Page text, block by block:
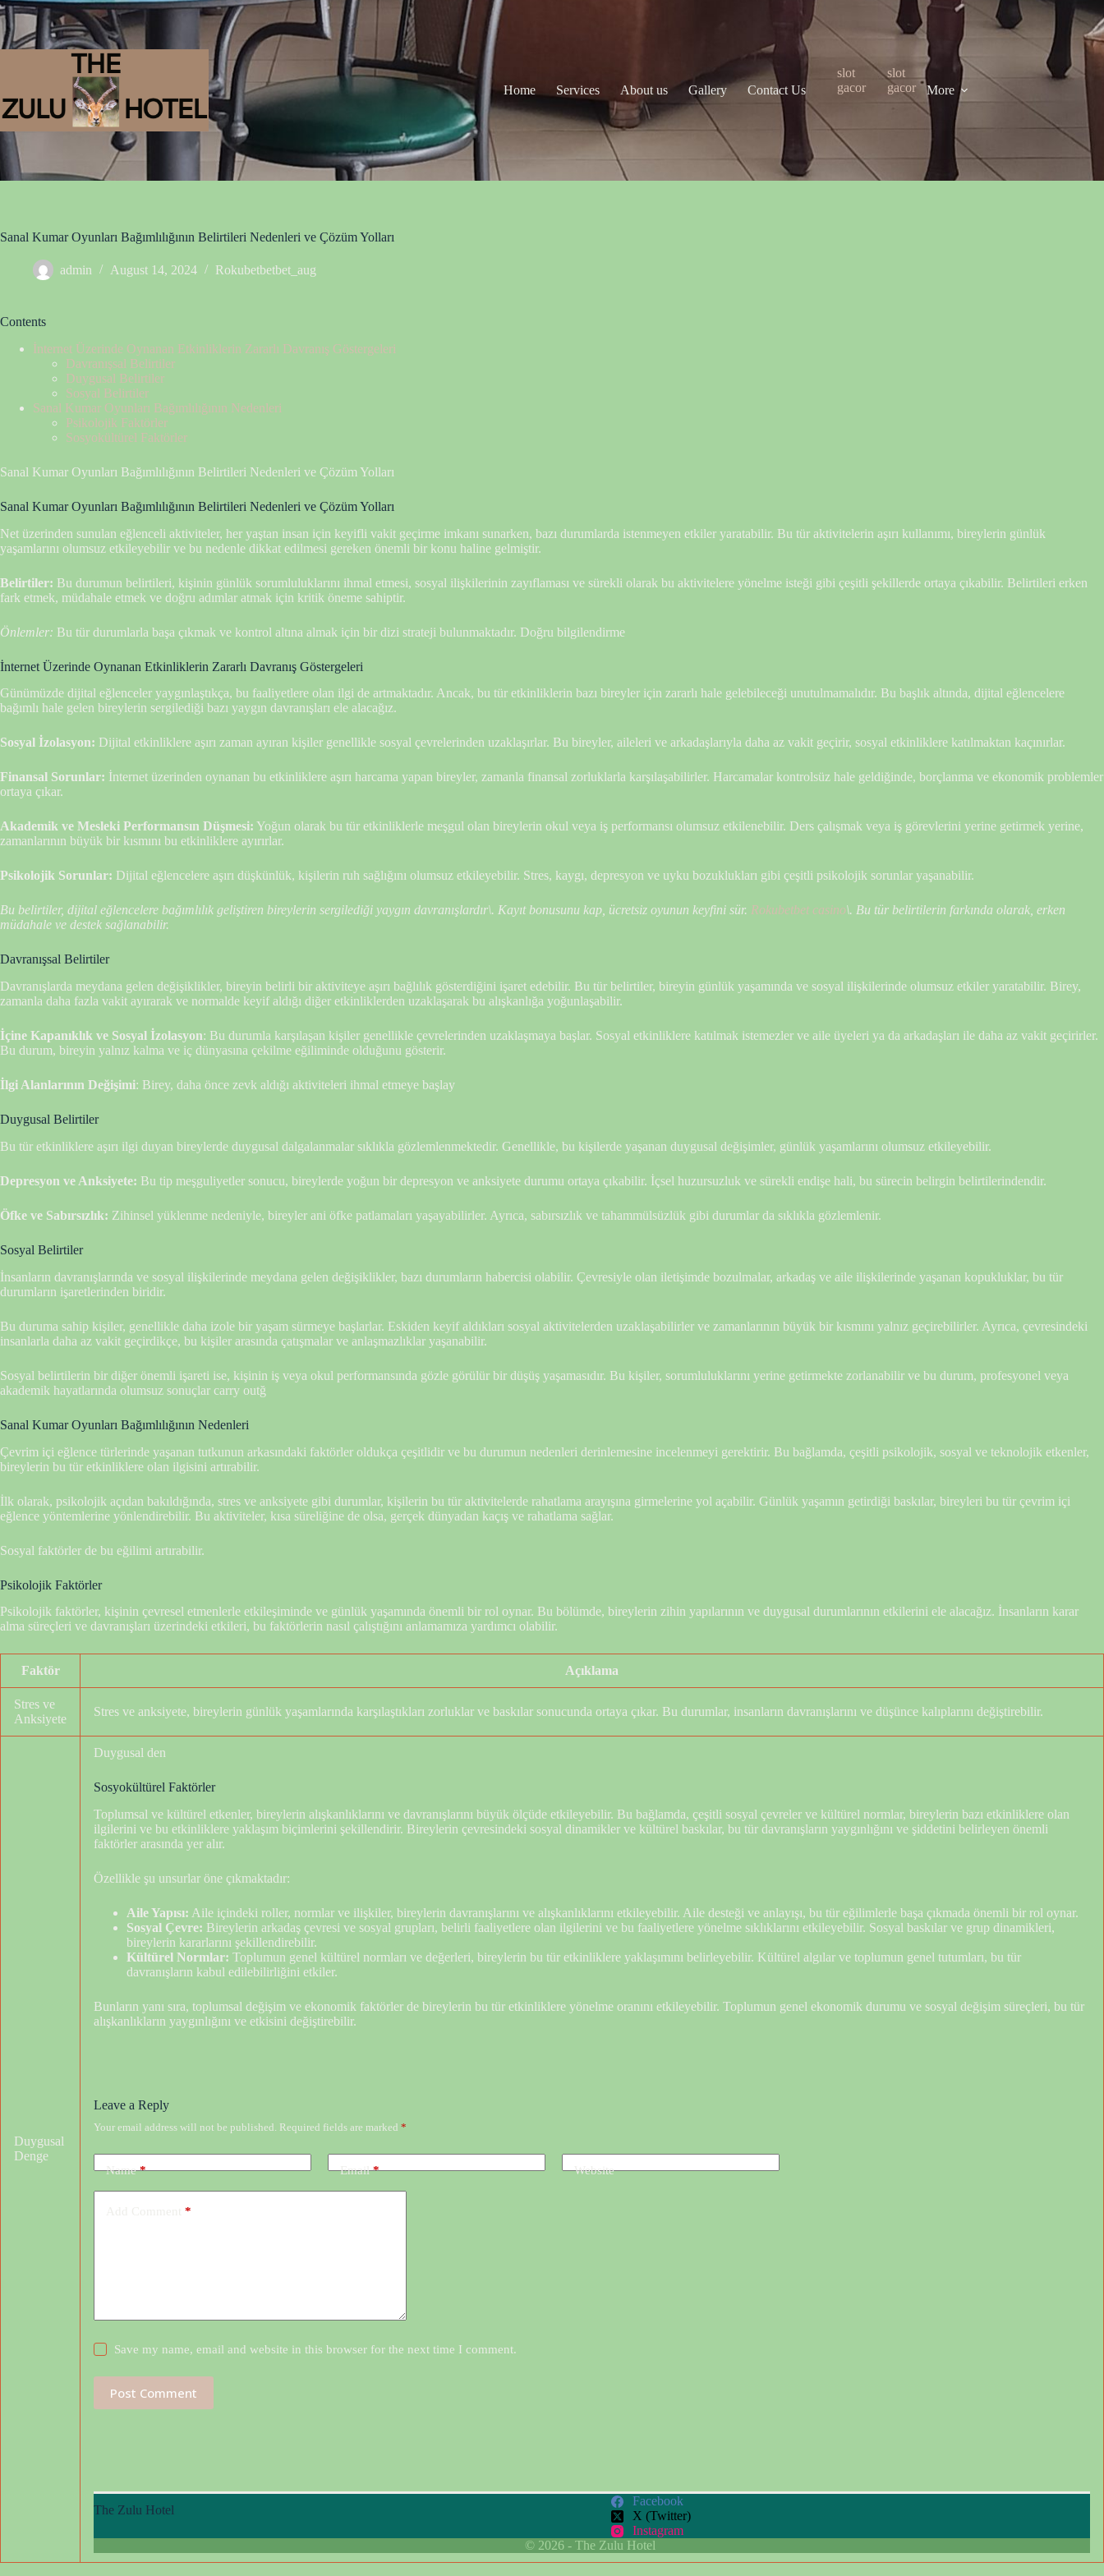
Home Services About us Gallery Contact Us
slot
gacor
slot
gacor
More
Sanal Kumar Oyunları Bağımlılığının Belirtileri Nedenleri ve Çözüm Yolları
admin August 14, 2024 Rokubetbetbet_aug
Contents
İnternet Üzerinde Oynanan Etkinliklerin Zararlı Davranış Göstergeleri
Davranışsal Belirtiler
Duygusal Belirtiler
Sosyal Belirtiler
Sanal Kumar Oyunları Bağımlılığının Nedenleri
Psikolojik Faktörler
Sosyokültürel Faktörler
Sanal Kumar Oyunları Bağımlılığının Belirtileri Nedenleri ve Çözüm Yolları
Sanal Kumar Oyunları Bağımlılığının Belirtileri Nedenleri ve Çözüm Yolları
Net üzerinden sunulan eğlenceli aktiviteler, her yaştan insan için keyifli vakit geçirme imkanı sunarken, bazı durumlarda istenmeyen etkiler yaratabilir. Bu tür aktivitelerin aşırı kullanımı, bireylerin günlük
yaşamlarını olumsuz etkileyebilir ve bu nedenle dikkat edilmesi gereken önemli bir konu haline gelmiştir.
Belirtiler: Bu durumun belirtileri, kişinin günlük sorumluluklarını ihmal etmesi, sosyal ilişkilerinin zayıflaması ve sürekli olarak bu aktivitelere yönelme isteği gibi çeşitli şekillerde ortaya çıkabilir. Belirtileri erken
fark etmek, müdahale etmek ve doğru adımlar atmak için kritik öneme sahiptir.
Önlemler: Bu tür durumlarla başa çıkmak ve kontrol altına almak için bir dizi strateji bulunmaktadır. Doğru bilgilendirme
İnternet Üzerinde Oynanan Etkinliklerin Zararlı Davranış Göstergeleri
Günümüzde dijital eğlenceler yaygınlaştıkça, bu faaliyetlere olan ilgi de artmaktadır. Ancak, bu tür etkinliklerin bazı bireyler için zararlı hale gelebileceği unutulmamalıdır. Bu başlık altında, dijital eğlencelere
bağımlı hale gelen bireylerin sergilediği bazı yaygın davranışları ele alacağız.
Sosyal İzolasyon: Dijital etkinliklere aşırı zaman ayıran kişiler genellikle sosyal çevrelerinden uzaklaşırlar. Bu bireyler, aileleri ve arkadaşlarıyla daha az vakit geçirir, sosyal etkinliklere katılmaktan kaçınırlar.
Finansal Sorunlar: İnternet üzerinden oynanan bu etkinliklere aşırı harcama yapan bireyler, zamanla finansal zorluklarla karşılaşabilirler. Harcamalar kontrolsüz hale geldiğinde, borçlanma ve ekonomik problemler
ortaya çıkar.
Akademik ve Mesleki Performansın Düşmesi: Yoğun olarak bu tür etkinliklerle meşgul olan bireylerin okul veya iş performansı olumsuz etkilenebilir. Ders çalışmak veya iş görevlerini yerine getirmek yerine,
zamanlarının büyük bir kısmını bu etkinliklere ayırırlar.
Psikolojik Sorunlar: Dijital eğlencelere aşırı düşkünlük, kişilerin ruh sağlığını olumsuz etkileyebilir. Stres, kaygı, depresyon ve uyku bozuklukları gibi çeşitli psikolojik sorunlar yaşanabilir.
Bu belirtiler, dijital eğlencelere bağımlılık geliştiren bireylerin sergilediği yaygın davranışlardır\. Kayıt bonusunu kap, ücretsiz oyunun keyfini sür. Rokubetbet casino\. Bu tür belirtilerin farkında olarak, erken
müdahale ve destek sağlanabilir.
Davranışsal Belirtiler
Davranışlarda meydana gelen değişiklikler, bireyin belirli bir aktiviteye aşırı bağlılık gösterdiğini işaret edebilir. Bu tür belirtiler, bireyin günlük yaşamında ve sosyal ilişkilerinde olumsuz etkiler yaratabilir. Birey,
zamanla daha fazla vakit ayırarak ve normalde keyif aldığı diğer etkinliklerden uzaklaşarak bu alışkanlığa yoğunlaşabilir.
İçine Kapanıklık ve Sosyal İzolasyon: Bu durumla karşılaşan kişiler genellikle çevrelerinden uzaklaşmaya başlar. Sosyal etkinliklere katılmak istemezler ve aile üyeleri ya da arkadaşları ile daha az vakit geçirirler.
Bu durum, bireyin yalnız kalma ve iç dünyasına çekilme eğiliminde olduğunu gösterir.
İlgi Alanlarının Değişimi: Birey, daha önce zevk aldığı aktiviteleri ihmal etmeye başlay
Duygusal Belirtiler
Bu tür etkinliklere aşırı ilgi duyan bireylerde duygusal dalgalanmalar sıklıkla gözlemlenmektedir. Genellikle, bu kişilerde yaşanan duygusal değişimler, günlük yaşamlarını olumsuz etkileyebilir.
Depresyon ve Anksiyete: Bu tip meşguliyetler sonucu, bireylerde yoğun bir depresyon ve anksiyete durumu ortaya çıkabilir. İçsel huzursuzluk ve sürekli endişe hali, bu sürecin belirgin belirtilerindendir.
Öfke ve Sabırsızlık: Zihinsel yüklenme nedeniyle, bireyler ani öfke patlamaları yaşayabilirler. Ayrıca, sabırsızlık ve tahammülsüzlük gibi durumlar da sıklıkla gözlemlenir.
Sosyal Belirtiler
İnsanların davranışlarında ve sosyal ilişkilerinde meydana gelen değişiklikler, bazı durumların habercisi olabilir. Çevresiyle olan iletişimde bozulmalar, arkadaş ve aile ilişkilerinde yaşanan kopukluklar, bu tür
durumların işaretlerinden biridir.
Bu duruma sahip kişiler, genellikle daha izole bir yaşam sürmeye başlarlar. Eskiden keyif aldıkları sosyal aktivitelerden uzaklaşabilirler ve zamanlarının büyük bir kısmını yalnız geçirebilirler. Ayrıca, çevresindeki
insanlarla daha az vakit geçirdikçe, bu kişiler arasında çatışmalar ve anlaşmazlıklar yaşanabilir.
Sosyal belirtilerin bir diğer önemli işareti ise, kişinin iş veya okul performansında gözle görülür bir düşüş yaşamasıdır. Bu kişiler, sorumluluklarını yerine getirmekte zorlanabilir ve bu durum, profesyonel veya
akademik hayatlarında olumsuz sonuçlar carry outğ
Sanal Kumar Oyunları Bağımlılığının Nedenleri
Çevrim içi eğlence türlerinde yaşanan tutkunun arkasındaki faktörler oldukça çeşitlidir ve bu durumun nedenleri derinlemesine incelenmeyi gerektirir. Bu bağlamda, çeşitli psikolojik, sosyal ve teknolojik etkenler,
bireylerin bu tür etkinliklere olan ilgisini artırabilir.
İlk olarak, psikolojik açıdan bakıldığında, stres ve anksiyete gibi durumlar, kişilerin bu tür aktivitelerde rahatlama arayışına girmelerine yol açabilir. Günlük yaşamın getirdiği baskılar, bireyleri bu tür çevrim içi
eğlence yöntemlerine yönlendirebilir. Bu aktiviteler, kısa süreliğine de olsa, gerçek dünyadan kaçış ve rahatlama sağlar.
Sosyal faktörler de bu eğilimi artırabilir.
Psikolojik Faktörler
Psikolojik faktörler, kişinin çevresel etmenlerle etkileşiminde ve günlük yaşamında önemli bir rol oynar. Bu bölümde, bireylerin zihin yapılarının ve duygusal durumlarının etkilerini ele alacağız. İnsanların karar
alma süreçleri ve davranışları üzerindeki etkileri, bu faktörlerin nasıl çalıştığını anlamamıza yardımcı olabilir.
Faktör Açıklama
Stres ve
Anksiyete
Stres ve anksiyete, bireylerin günlük yaşamlarında karşılaştıkları zorluklar ve baskılar sonucunda ortaya çıkar. Bu durumlar, insanların davranışlarını ve düşünce kalıplarını değiştirebilir.
Duygusal
Denge
Duygusal den
Sosyokültürel Faktörler
Toplumsal ve kültürel etkenler, bireylerin alışkanlıklarını ve davranışlarını büyük ölçüde etkileyebilir. Bu bağlamda, çeşitli sosyal çevreler ve kültürel normlar, bireylerin bazı etkinliklere olan
ilgilerini ve bu etkinliklere yaklaşım biçimlerini şekillendirir. Bireylerin çevresindeki sosyal dinamikler ve kültürel baskılar, bu tür davranışların yaygınlığını ve şiddetini belirleyen önemli
faktörler arasında yer alır.
Özellikle şu unsurlar öne çıkmaktadır:
Aile Yapısı: Aile içindeki roller, normlar ve ilişkiler, bireylerin davranışlarını ve alışkanlıklarını etkileyebilir. Aile desteği ve anlayışı, bu tür eğilimlerle başa çıkmada önemli bir rol oynar.
Sosyal Çevre: Bireylerin arkadaş çevresi ve sosyal grupları, belirli faaliyetlere olan ilgilerini ve bu faaliyetlere yönelme sıklıklarını etkileyebilir. Sosyal baskılar ve grup dinamikleri,
bireylerin kararlarını şekillendirebilir.
Kültürel Normlar: Toplumun genel kültürel normları ve değerleri, bireylerin bu tür etkinliklere yaklaşımını belirleyebilir. Kültürel algılar ve toplumun genel tutumları, bu tür
davranışların kabul edilebilirliğini etkiler.
Bunların yanı sıra, toplumsal değişim ve ekonomik faktörler de bireylerin bu tür etkinliklere yönelme oranını etkileyebilir. Toplumun genel ekonomik durumu ve sosyal değişim süreçleri, bu tür
alışkanlıkların yaygınlığını ve etkisini değiştirebilir.
Leave a Reply
Your email address will not be published. Required fields are marked *
Name* Email* Website
*
Save my name, email and website in this browser for the next time I comment.
Post Comment
The Zulu Hotel
Facebook
X (Twitter)
Instagram
© 2026 - The Zulu Hotel